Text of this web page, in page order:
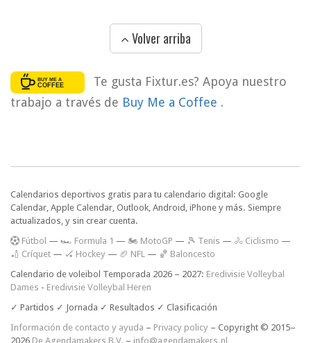
Volver arriba
Te gusta Fixtur.es? Apoya nuestro
trabajo a través de Buy Me a Coffee .
Calendarios deportivos gratis para tu calendario digital: Google
Calendar, Apple Calendar, Outlook, Android, iPhone y más. Siempre
actualizados, y sin crear cuenta.
Fútbol — 🏎️ Formula 1 — 🏍 MotoGP — 🎾 Tenis — 🚴 Ciclismo —
🏏 Críquet — 🏑 Hockey — 🏈 NFL — 🏀 Baloncesto
Calendario de voleibol Temporada 2026 – 2027: Eredivisie Volleybal
Dames - Eredivisie Volleybal Heren
✓ Partidos ✓ Jornada ✓ Resultados ✓ Clasificación
Información de contacto y ayuda – Privacy policy – Copyright © 2015–
2026 De Agendamakers B.V. – info@agendamakers.nl